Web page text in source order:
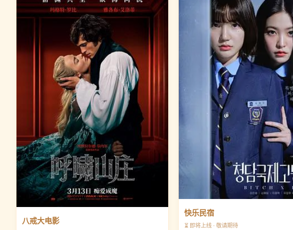
八戒大电影
快乐民宿
⏳ 即将上线 · 敬请期待